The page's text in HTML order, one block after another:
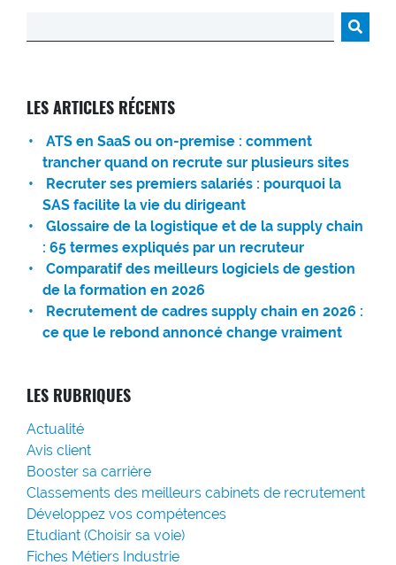
LES ARTICLES RÉCENTS
ATS en SaaS ou on-premise : comment
trancher quand on recrute sur plusieurs sites
Recruter ses premiers salariés : pourquoi la
SAS facilite la vie du dirigeant
Glossaire de la logistique et de la supply chain
: 65 termes expliqués par un recruteur
Comparatif des meilleurs logiciels de gestion
de la formation en 2026
Recrutement de cadres supply chain en 2026 :
ce que le rebond annoncé change vraiment
LES RUBRIQUES
Actualité
Avis client
Booster sa carrière
Classements des meilleurs cabinets de recrutement
Développez vos compétences
Etudiant (Choisir sa voie)
Fiches Métiers Industrie